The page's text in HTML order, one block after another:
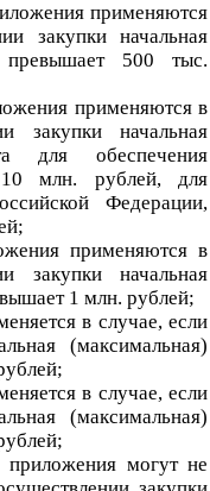
применяются
закупки начальная
превышает 500 тыс.
применяются в
закупки начальная
для обеспечения
млн. рублей, для
Федерации,
применяются в
закупки начальная
1 млн. рублей;
в случае, если
(максимальная)
в случае, если
(максимальная)
могут не